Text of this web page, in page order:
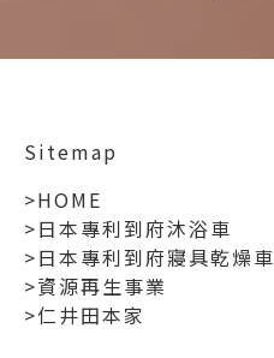
Sitemap
>HOME
>日本專利到府沐浴車
>日本專利到府寢具乾燥車
>資源再生事業
>仁井田本家